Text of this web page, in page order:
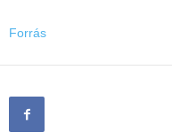
Forrás